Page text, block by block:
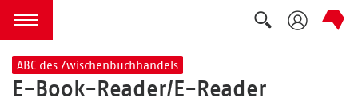
zum Inhalt springen
Menü öffnen
Suche
ABC des Zwischenbuchhandels
E-Book-Reader/E-Reader